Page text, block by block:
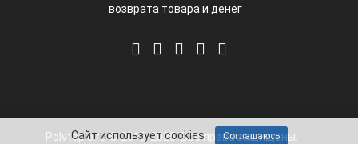
возврата товара и денег
Polvteplo.ru © 2012-2025. Все права защищены.
Сайт использует cookies Соглашаюсь